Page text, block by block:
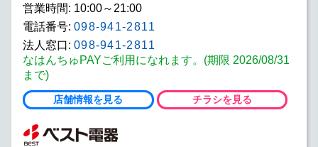
営業時間: 10:00～21:00
電話番号: 098-941-2811
法人窓口: 098-941-2811
なはんちゅPAYご利用になれます。(期限 2026/08/31
まで)
店舗情報を見る チラシを見る